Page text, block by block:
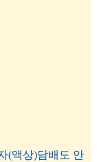
(액상)담배도 안